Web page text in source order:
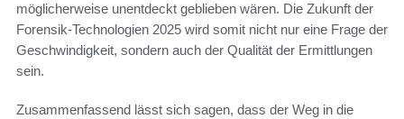
möglicherweise unentdeckt geblieben wären. Die Zukunft der
Forensik-Technologien 2025 wird somit nicht nur eine Frage der
Geschwindigkeit, sondern auch der Qualität der Ermittlungen
sein.
Zusammenfassend lässt sich sagen, dass der Weg in die